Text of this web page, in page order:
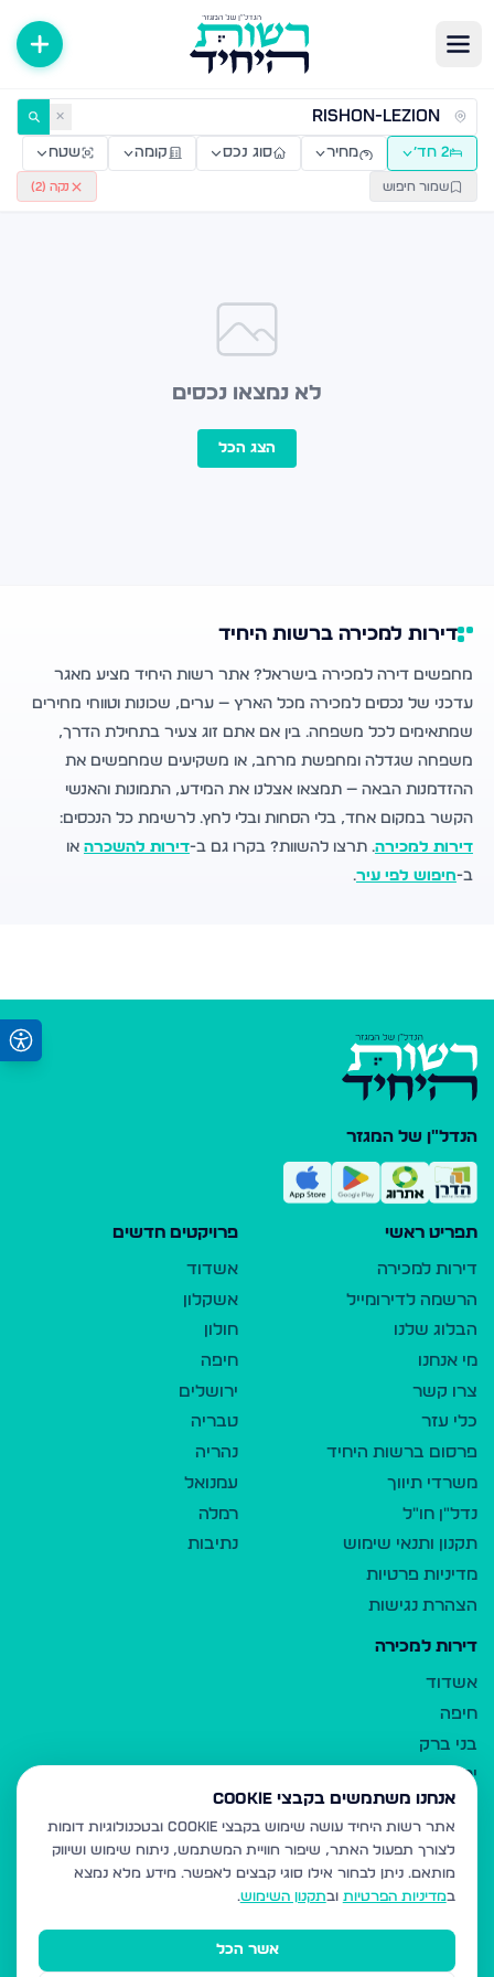
דירות למכירה ולהשכרה — רשות היחיד ✕
2 חד׳ מחיר סוג נכס קומה שטח
שמור חיפוש נקה (2
)
לא נמצאו נכסים
הצג הכל
דירות למכירה ברשות היחיד
מחפשים דירה למכירה בישראל? אתר רשות היחיד מציע מאגר
עדכני של נכסים למכירה מכל הארץ — ערים, שכונות וטווחי מחירים
שמתאימים לכל משפחה. בין אם אתם זוג צעיר בתחילת הדרך,
משפחה שגדלה ומחפשת מרחב, או משקיעים שמחפשים את
ההזדמנות הבאה — תמצאו אצלנו את המידע, התמונות והאנשי
הקשר במקום אחד, בלי הסחות ובלי לחץ. לרשימת כל הנכסים:
דירות למכירה. תרצו להשוות? בקרו גם ב-דירות להשכרה או
ב-חיפוש לפי עיר.
הנדל"ן של המגזר
תפריט ראשי
דירות למכירה
הרשמה לדירומייל
הבלוג שלנו
מי אנחנו
צרו קשר
כלי עזר
פרסום ברשות היחיד
משרדי תיווך
נדל"ן חו"ל
תקנון ותנאי שימוש
מדיניות פרטיות
הצהרת נגישות
פרויקטים חדשים
אשדוד
אשקלון
חולון
חיפה
ירושלים
טבריה
נהריה
עמנואל
רמלה
נתיבות
דירות למכירה
אשדוד
חיפה
בני ברק
ירושלים
אלעד
גבעת זאב
בית שמש
רכסים
מודיעין עילית
אנחנו משתמשים בקבצי Cookie
אתר רשות היחיד עושה שימוש בקבצי Cookie ובטכנולוגיות דומות
לצורך תפעול האתר, שיפור חוויית המשתמש, ניתוח שימוש ושיווק
מותאם. ניתן לבחור אילו סוגי קבצים לאפשר. מידע מלא נמצא
במדיניות הפרטיות ובתקנון השימוש.
אשר הכל